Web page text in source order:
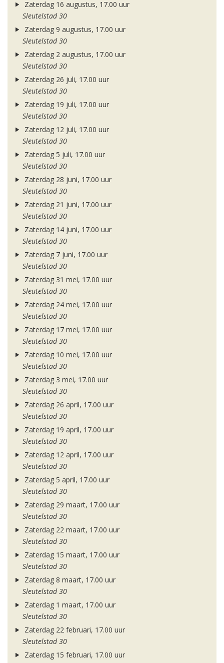
Zaterdag 16 augustus, 17.00 uur
Sleutelstad 30
Zaterdag 9 augustus, 17.00 uur
Sleutelstad 30
Zaterdag 2 augustus, 17.00 uur
Sleutelstad 30
Zaterdag 26 juli, 17.00 uur
Sleutelstad 30
Zaterdag 19 juli, 17.00 uur
Sleutelstad 30
Zaterdag 12 juli, 17.00 uur
Sleutelstad 30
Zaterdag 5 juli, 17.00 uur
Sleutelstad 30
Zaterdag 28 juni, 17.00 uur
Sleutelstad 30
Zaterdag 21 juni, 17.00 uur
Sleutelstad 30
Zaterdag 14 juni, 17.00 uur
Sleutelstad 30
Zaterdag 7 juni, 17.00 uur
Sleutelstad 30
Zaterdag 31 mei, 17.00 uur
Sleutelstad 30
Zaterdag 24 mei, 17.00 uur
Sleutelstad 30
Zaterdag 17 mei, 17.00 uur
Sleutelstad 30
Zaterdag 10 mei, 17.00 uur
Sleutelstad 30
Zaterdag 3 mei, 17.00 uur
Sleutelstad 30
Zaterdag 26 april, 17.00 uur
Sleutelstad 30
Zaterdag 19 april, 17.00 uur
Sleutelstad 30
Zaterdag 12 april, 17.00 uur
Sleutelstad 30
Zaterdag 5 april, 17.00 uur
Sleutelstad 30
Zaterdag 29 maart, 17.00 uur
Sleutelstad 30
Zaterdag 22 maart, 17.00 uur
Sleutelstad 30
Zaterdag 15 maart, 17.00 uur
Sleutelstad 30
Zaterdag 8 maart, 17.00 uur
Sleutelstad 30
Zaterdag 1 maart, 17.00 uur
Sleutelstad 30
Zaterdag 22 februari, 17.00 uur
Sleutelstad 30
Zaterdag 15 februari, 17.00 uur